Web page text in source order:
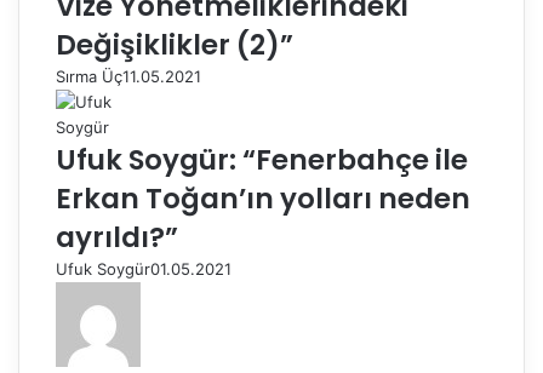
Değişiklikler (2)”
Sırma Üç11.05.2021
Ufuk Soygür: “Fenerbahçe ile
Erkan Toğan’ın yolları neden
ayrıldı?”
Ufuk Soygür01.05.2021